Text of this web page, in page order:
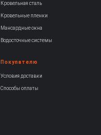
Кровельная сталь
Кровельные пленки
Мансардные окна
Водосточные системы
Покупателю
Условия доставки
Способы оплаты